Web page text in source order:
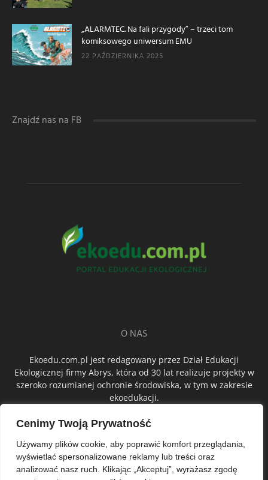
Cenimy Twoją Prywatność
Używamy plików cookie, aby poprawić komfort przeglądania,
wyświetlać spersonalizowane reklamy lub treści oraz
analizować nasz ruch. Klikając „Akceptuj”, wyrażasz zgodę
„ALARMTEC. Na fali przygody” – trzeci tom
komiksowego uniwersum EMU
22 PAŹDZIERNIKA 2025
Znajdź nas na FB
O NAS
Ekoedu.com.pl jest redagowany przez Dział Edukacji
Ekologicznej firmy Abrys, która od 30 lat realizuje projekty w
szeroko rozumianej ochronie środowiska, w tym w zakresie
ekoedukacji.
ŚLEDŹ NAS